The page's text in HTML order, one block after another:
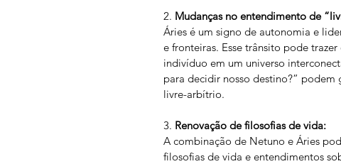
2. Mudanças no entendimento de
Áries é um signo de autonomia e
e fronteiras. Esse trânsito pode
indivíduo em um universo
para decidir nosso destino?”
livre-arbítrio.
3. Renovação de filosofias de vida:
A combinação de Netuno e Áries
filosofias de vida e entendimentos